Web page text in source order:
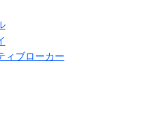
ィブローカー